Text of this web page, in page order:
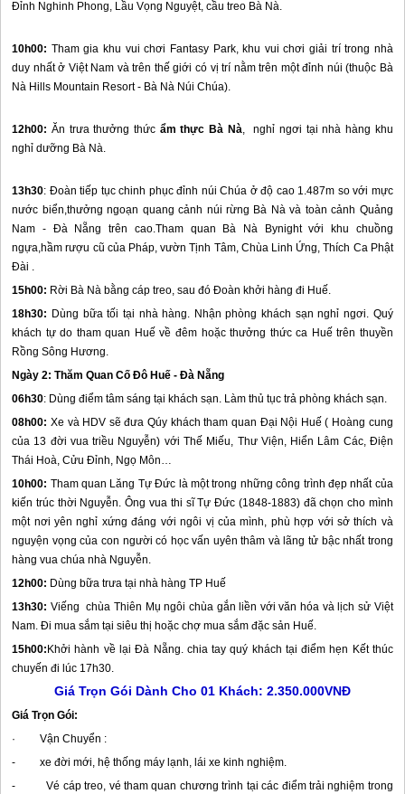
Đỉnh Nghinh Phong, Lầu Vọng Nguyệt, cầu treo Bà Nà.
10h00: Tham gia khu vui chơi Fantasy Park, khu vui chơi giải trí trong nhà
duy nhất ở Việt Nam và trên thế giới có vị trí nằm trên một đỉnh núi (thuộc Bà
Nà Hills Mountain Resort - Bà Nà Núi Chúa).
12h00: Ăn trưa thưởng thức ẩm thực Bà Nà, nghỉ ngơi tại nhà hàng khu
nghỉ dưỡng Bà Nà.
13h30: Đoàn tiếp tục chinh phục đỉnh núi Chúa ở độ cao 1.487m so với mực
nước biển,thưởng ngoạn quang cảnh núi rừng Bà Nà và toàn cảnh Quảng
Nam - Đà Nẵng trên cao.Tham quan Bà Nà Bynight với khu chuồng
ngựa,hầm rượu cũ của Pháp, vườn Tịnh Tâm, Chùa Linh Ứng, Thích Ca Phật
Đài .
15h00: Rời Bà Nà bằng cáp treo, sau đó Đoàn khởi hàng đi Huế.
18h30: Dùng bữa tối tại nhà hàng. Nhận phòng khách sạn nghỉ ngơi. Quý
khách tự do tham quan Huế về đêm hoặc thưởng thức ca Huế trên thuyền
Rồng Sông Hương.
Ngày 2: Thăm Quan Cố Đô Huế -Đà Nẵng
06h30: Dùng điểm tâm sáng tại khách sạn. Làm thủ tục trả phòng khách sạn.
08h00: Xe và HDV sẽ đưa Qúy khách tham quan Đại Nội Huế ( Hoàng cung
của 13 đời vua triều Nguyễn) với Thế Miếu, Thư Viện, Hiển Lâm Các, Điện
Thái Hoà, Cửu Đỉnh, Ngọ Môn…
10h00: Tham quan Lăng Tự Đức là một trong những công trình đẹp nhất của
kiến trúc thời Nguyễn. Ông vua thi sĩ Tự Đức (1848-1883) đã chọn cho mình
một nơi yên nghỉ xứng đáng với ngôi vị của mình, phù hợp với sở thích và
nguyện vọng của con người có học vấn uyên thâm và lãng tử bậc nhất trong
hàng vua chúa nhà Nguyễn.
12h00: Dùng bữa trưa tại nhà hàng TP Huế
13h30: Viếng chùa Thiên Mụ ngôi chùa gắn liền với văn hóa và lịch sử Việt
Nam. Đi mua sắm tại siêu thị hoặc chợ mua sắm đặc sản Huế.
15h00: Khởi hành về lạiĐà Nẵng. chia tay quý khách tại điểm hẹn Kết thúc
chuyến đi lúc 17h30.
Giá Trọn Gói Dành Cho 01 Khách: 2.350.000VNĐ
Giá Trọn Gói:
· Vận Chuyển :
- xe đời mới, hệ thống máy lạnh, lái xe kinh nghiệm.
- Vé cáp treo, vé tham quan chương trình tại các điểm trải nghiệm trong